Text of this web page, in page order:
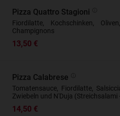
Pizza Quattro Stagioni
Fiordilatte, Kochschinken,
Champignons
13,50 €
Pizza Calabrese
Tomatensauce, Fiordilatte,
Zwiebeln und N'Duja (Streichsalami
14,50 €